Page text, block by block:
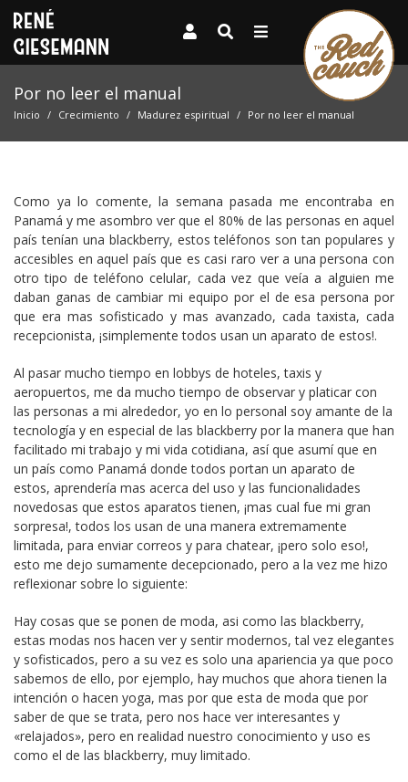
Por no leer el manual
Inicio Crecimiento Madurez espiritual Por no leer el manual
Como ya lo comente, la semana pasada me encontraba en
Panamá y me asombro ver que el 80% de las personas en aquel
país tenían una blackberry, estos teléfonos son tan populares y
accesibles en aquel país que es casi raro ver a una persona con
otro tipo de teléfono celular, cada vez que veía a alguien me
daban ganas de cambiar mi equipo por el de esa persona por
que era mas sofisticado y mas avanzado, cada taxista, cada
recepcionista, ¡simplemente todos usan un aparato de estos!.
Al pasar mucho tiempo en lobbys de hoteles, taxis y
aeropuertos, me da mucho tiempo de observar y platicar con
las personas a mi alrededor, yo en lo personal soy amante de la
tecnología y en especial de las blackberry por la manera que han
facilitado mi trabajo y mi vida cotidiana, así que asumí que en
un país como Panamá donde todos portan un aparato de
estos, aprendería mas acerca del uso y las funcionalidades
novedosas que estos aparatos tienen, ¡mas cual fue mi gran
sorpresa!, todos los usan de una manera extremamente
limitada, para enviar correos y para chatear, ¡pero solo eso!,
esto me dejo sumamente decepcionado, pero a la vez me hizo
reflexionar sobre lo siguiente:
Hay cosas que se ponen de moda, asi como las blackberry,
estas modas nos hacen ver y sentir modernos, tal vez elegantes
y sofisticados, pero a su vez es solo una apariencia ya que poco
sabemos de ello, por ejemplo, hay muchos que ahora tienen la
intención o hacen yoga, mas por que esta de moda que por
saber de que se trata, pero nos hace ver interesantes y
«relajados», pero en realidad nuestro conocimiento y uso es
como el de las blackberry, muy limitado.